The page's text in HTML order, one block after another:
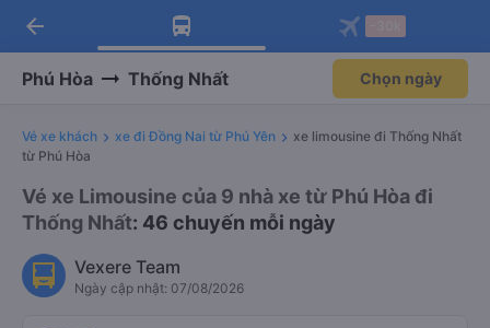
Tải app Vexere ngay!
Nhận ưu đãi thành viên độc
Mở app
Tải app Vexere
-30k/ghế khi đặt vé máy bay qua
Mở app
arrow_back
Phú Hòa Thống Nhất Chọn ngày
Vé xe khách xe đi Đồng Nai từ Phú Yên
xe limousine đi Thống Nhất
từ Phú Hòa
Vé xe Limousine của 9 nhà xe từ Phú Hòa đi
Thống Nhất: 46 chuyến mỗi ngày
Vexere Team
Ngày cập nhật: 07/08/2026